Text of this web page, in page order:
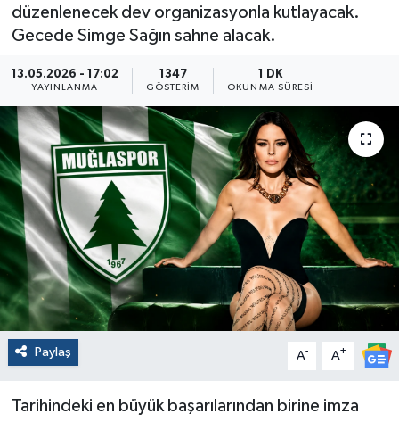
düzenlenecek dev organizasyonla kutlayacak.
Gecede Simge Sağın sahne alacak.
13.05.2026 - 17:02
YAYINLANMA
1347
GÖSTERIM
1 DK
OKUNMA SÜRESI
Paylaş A- A+
Tarihindeki en büyük başarılarından birine imza
Son Dakika Haberleri